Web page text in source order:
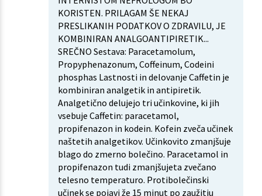
KORISTEN. PRILAGAM ŠE NEKAJ
PRESLIKANIH PODATKOV O ZDRAVILU, JE
KOMBINIRAN ANALGOANTIPIRETIK...
SREČNO Sestava: Paracetamolum,
Propyphenazonum, Coffeinum, Codeini
phosphas Lastnosti in delovanje Caffetin je
kombiniran analgetik in antipiretik.
Analgetično delujejo tri učinkovine, ki jih
vsebuje Caffetin: paracetamol,
propifenazon in kodein. Kofein zveča učinek
naštetih analgetikov. Učinkovito zmanjšuje
blago do zmerno bolečino. Paracetamol in
propifenazon tudi zmanjšujeta zvečano
telesno temperaturo. Protibolečinski
učinek se pojavi že 15 minut po zaužitju